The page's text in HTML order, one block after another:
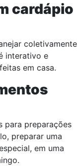
cardápio
coletivamente
interativo e
em casa.
para preparações
preparar uma
em uma